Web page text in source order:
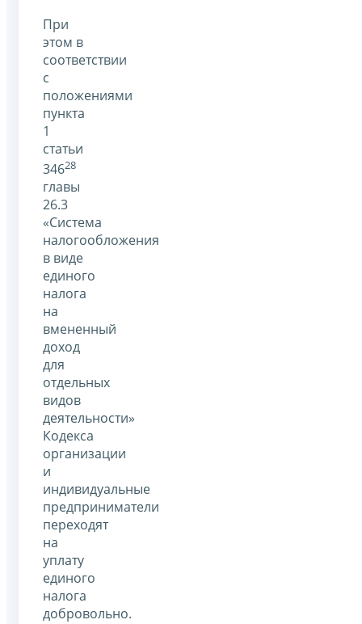
При
этом в
соответствии
с
положениями
пункта
1
статьи
34628
главы
26.3
«Система
налогообложения
в виде
единого
налога
на
вмененный
доход
для
отдельных
видов
деятельности»
Кодекса
организации
и
индивидуальные
предприниматели
переходят
на
уплату
единого
налога
добровольно.